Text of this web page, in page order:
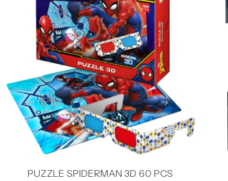
PUZZLE SPIDERMAN 3D 60 PCS